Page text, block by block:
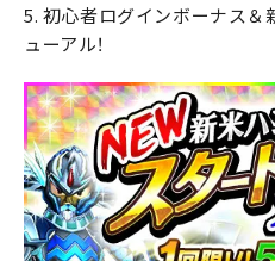
5. 初心者ログインボーナス＆
ューアル！